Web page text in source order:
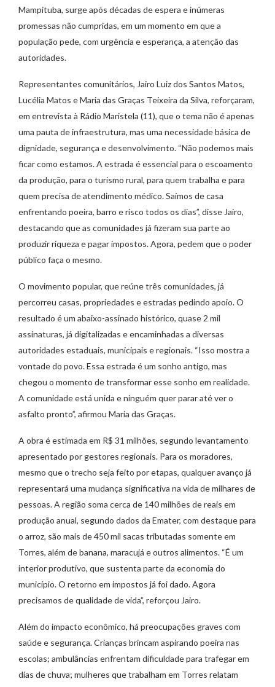
Mampituba, surge após décadas de espera e inúmeras
promessas não cumpridas, em um momento em que a
população pede, com urgência e esperança, a atenção das
autoridades.
Representantes comunitários, Jairo Luiz dos Santos Matos,
Lucélia Matos e Maria das Graças Teixeira da Silva, reforçaram,
em entrevista à Rádio Maristela (11), que o tema não é apenas
uma pauta de infraestrutura, mas uma necessidade básica de
dignidade, segurança e desenvolvimento. “Não podemos mais
ficar como estamos. A estrada é essencial para o escoamento
da produção, para o turismo rural, para quem trabalha e para
quem precisa de atendimento médico. Saímos de casa
enfrentando poeira, barro e risco todos os dias”, disse Jairo,
destacando que as comunidades já fizeram sua parte ao
produzir riqueza e pagar impostos. Agora, pedem que o poder
público faça o mesmo.
O movimento popular, que reúne três comunidades, já
percorreu casas, propriedades e estradas pedindo apoio. O
resultado é um abaixo-assinado histórico, quase 2 mil
assinaturas, já digitalizadas e encaminhadas a diversas
autoridades estaduais, municipais e regionais. “Isso mostra a
vontade do povo. Essa estrada é um sonho antigo, mas
chegou o momento de transformar esse sonho em realidade.
A comunidade está unida e ninguém quer parar até ver o
asfalto pronto”, afirmou Maria das Graças.
A obra é estimada em R$ 31 milhões, segundo levantamento
apresentado por gestores regionais. Para os moradores,
mesmo que o trecho seja feito por etapas, qualquer avanço já
representará uma mudança significativa na vida de milhares de
pessoas. A região soma cerca de 140 milhões de reais em
produção anual, segundo dados da Emater, com destaque para
o arroz, são mais de 450 mil sacas tributadas somente em
Torres, além de banana, maracujá e outros alimentos. “É um
interior produtivo, que sustenta parte da economia do
município. O retorno em impostos já foi dado. Agora
precisamos de qualidade de vida”, reforçou Jairo.
Além do impacto econômico, há preocupações graves com
saúde e segurança. Crianças brincam aspirando poeira nas
escolas; ambulâncias enfrentam dificuldade para trafegar em
dias de chuva; mulheres que trabalham em Torres relatam